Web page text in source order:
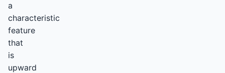
a
characteristic
feature
that
is
upward